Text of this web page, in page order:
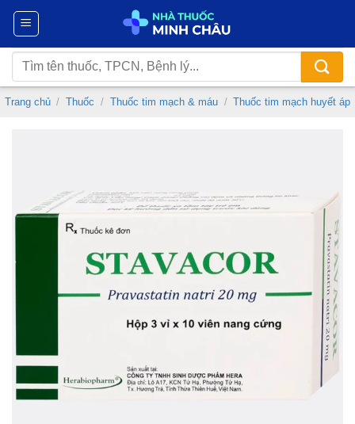
Chuyển
nội
dung
Tìm
kiếm:
Trang chủ / Thuốc / Thuốc tim mạch & máu / Thuốc tim mạch huyết áp